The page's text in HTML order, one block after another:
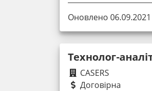
Оновлено 06.09.2021
Технолог-
CASERS
Договірна